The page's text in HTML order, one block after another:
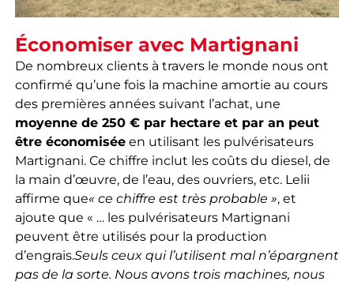
Économiser avec Martignani
De nombreux clients à travers le monde nous ont
confirmé qu’une fois la machine amortie au cours
des premières années suivant l’achat, une
moyenne de 250 € par hectare et par an peut
être économiséeen utilisant les pulvérisateurs
Martignani. Ce chiffre inclut les coûts du diesel, de
la main d’œuvre, de l’eau, des ouvriers, etc. Lelii
affirme que« ce chiffre est très probable », et
ajoute que « … les pulvérisateurs Martignani
peuvent être utilisés pour la production
d’engrais.Seuls ceux qui l’utilisent mal n’épargnent
pas de la sorte. Nous avons trois machines, nous